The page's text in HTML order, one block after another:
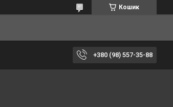
Кошик
+380 (98) 557-35-88